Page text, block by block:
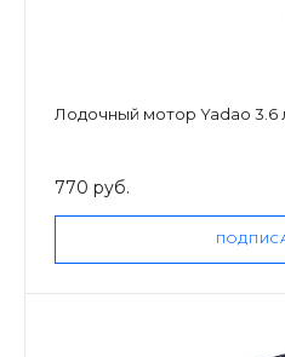
Лодочный мотор Yadao 3.6
770 руб.